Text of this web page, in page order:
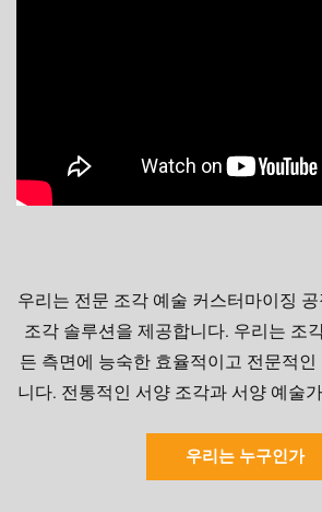
우리는 전문 조각 예술 커스터마이징
조각 솔루션을 제공합니다. 우리는 조
든 측면에 능숙한 효율적이고 전문적
니다. 전통적인 서양 조각과 서양 예술
디자인과 고품질 제작을 제공합니다.
의를 기울이고 고품질을 추구합니다. 모
우리는 누구인가